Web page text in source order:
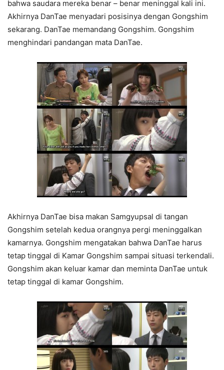
bahwa saudara mereka benar – benar meninggal kali ini.
Akhirnya DanTae menyadari posisinya dengan Gongshim
sekarang. DanTae memandang Gongshim. Gongshim
menghindari pandangan mata DanTae.
Akhirnya DanTae bisa makan Samgyupsal di tangan
Gongshim setelah kedua orangnya pergi meninggalkan
kamarnya. Gongshim mengatakan bahwa DanTae harus
tetap tinggal di Kamar Gongshim sampai situasi terkendali.
Gongshim akan keluar kamar dan meminta DanTae untuk
tetap tinggal di kamar Gongshim.